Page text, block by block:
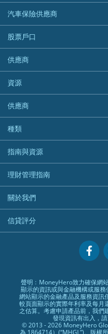
24小時貸款
最佳循環貸款
K Cash 貸款
Mox 銀行
National Resources 中潤物業按
OCBC 華僑銀行
PrimeCredit 安信信貸
Promise 邦民日本財務
Rabbit Credit月兔信貸
Standard Chartered 渣打銀行
UA 亞洲聯合財務
WeLab Bank
WeLend 貸款
銀聯信用卡
高獎賞信用卡推薦
酒店信用卡
Standard Chartered渣打銀行
東亞銀行
SIM
Airwallex信用卡
酒店優惠碼
機票優惠碼
家傭保險
寵物保險
定期人壽保險
危疾保險
年金資訊
樓宇火險
泰國旅遊保險及資訊
台灣旅遊保險及資訊
韓國旅遊保險及資訊
歐洲旅遊保險及資訊
越南旅遊保險及資訊
澳洲旅遊保險及資訊
長者嘆世界
家庭親子遊
自駕遊比較
相機有得保
專為孕婦設計的最佳旅遊保險
最佳滑雪旅遊保險
最適合BB的旅遊保險
AXA 安盛
AIG 美亞
Allianz 安聯
Allied World 世聯
Avo
中國銀行
Bolttech 保特
Blue Cross 藍十字
中國平安
HSBC滙豐銀行
MSIG 三井住友
Prudential 保誠
QBE 昆士蘭
Starr
汽車保險供應商
大新汽車保險
中銀汽車保險
Allianz安聯汽車保險
bolttech保障汽車保險
Zurich蘇黎世汽車保險
QBE昆士蘭汽車保險
平安汽車保險
股票戶口
富途證券
IB盈透證券
老虎證券
uSMART 盈立證券
華盛証券
長橋證券
WeBull微牛證券
漲樂全球通｜華泰國際
OSL
供應商
富途牛牛好唔好？
Webull微牛證券好唔好？
Longbridge長橋證券好唔好？
老虎證券好唔好？
華盛証券好唔好？
漲樂全球通好唔好？
IB盈透證券好唔好？
盈立證券 uSMART 好唔好？
Stashaway好唔好？
資源
股票戶口開戶
證券行邊間好？
港股5隻高息ETF精選
什麼是ETF？
香港30大高息股排行
黃金ETF懶人包
最值得注意的比特幣ETF
選股策略：五步調查攻略
供應商
銀行戶口比較
尊尚銀行戶口
Citi Plus
中信銀行inMotion
Airwallex銀行
種類
定期存款
港元定存
人民幣定存
美元定存
英鎊定存
澳元定存
指南與資源
理財資訊
識慳識賺
債務管理
投資理財
置業安居
專欄文章
理財管理指南
常用相關詞彙
MoneyHero電子報
所有合作銀行或機構
關於我們
服務承諾
網上支援
常見問題
條款及細則
編輯守則
廣告合作
信貸評分
聲明﹕MoneyHero致力確保網
顯示的資訊或與金融機構或服
網站顯示的金融產品及服務資訊
較頁面顯示的實際年利率及每月
之估算。考慮申請產品前，我們
發現資訊有出入，
© 2013 - 2026 MoneyHero
為 1864714）(“MHGL”)。版